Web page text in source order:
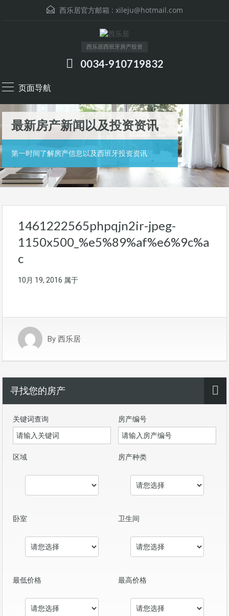
西乐居官方邮箱 : xileju@hotmail.com
西乐居西班牙房产投资
0034-910719832
页面导航
最新房产新闻以及投资资讯
第一时间了解房产信息以及西班牙投资资讯
1461222565phpqjn2ir-jpeg-
1150x500_%e5%89%af%e6%9c%a
c
10月 19, 2016 属于
By 西乐居
寻找您的房产
关键词查询 房产编号
区域 房产种类
卧室 卫生间
最低价格 最高价格